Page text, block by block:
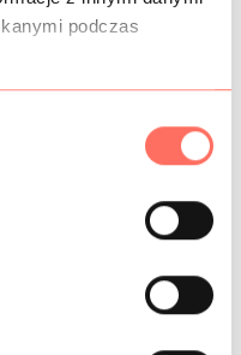
podczas
Włochy.